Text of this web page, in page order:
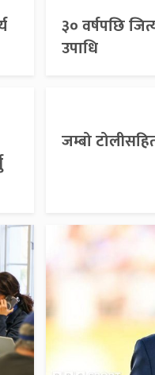
३० वर्षपछि
उपाधि
जम्बो